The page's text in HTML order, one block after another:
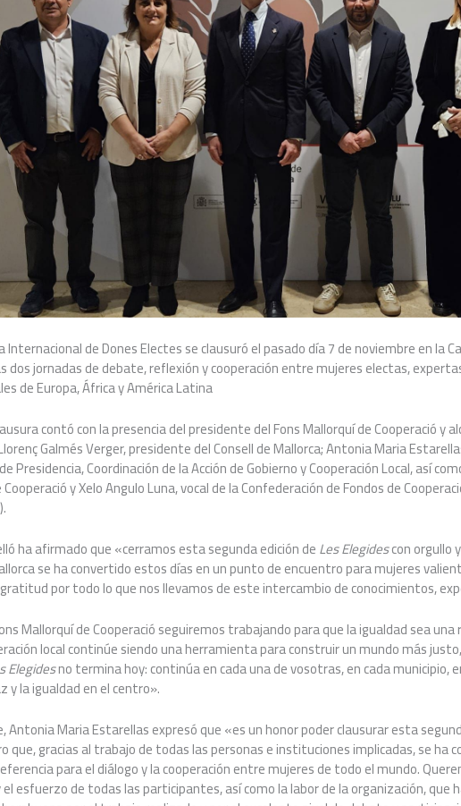
Internacional de Dones Electes se clausuró el pasado día 7 de noviembre en la
dos jornadas de debate, reflexión y cooperación entre mujeres electas,
de Europa, África y América Latina
contó con la presencia del presidente del Fons Mallorquí de Cooperació y
Galmés Verger, presidente del Consell de Mallorca; Antonia Maria
Presidencia, Coordinación de la Acción de Gobierno y Cooperación Local, así
y Xelo Angulo Luna, vocal de la Confederación de Fondos de
ha afirmado que «cerramos esta segunda edición deLes Elegidescon orgullo
se ha convertido estos días en un punto de encuentro para mujeres
por todo lo que nos llevamos de este intercambio de conocimientos,
Mallorquí de Cooperació seguiremos trabajando para que la igualdad sea
local continúe siendo una herramienta para construir un mundo más
Elegidesno termina hoy: continúa en cada una de vosotras, en cada municipio,
y la igualdad en el centro».
Antonia Maria Estarellas expresó que «es un honor poder clausurar esta
que, gracias al trabajo de todas las personas e instituciones implicadas, se ha
para el diálogo y la cooperación entre mujeres de todo el mundo.
el esfuerzo de todas las participantes, así como la labor de la organización, que